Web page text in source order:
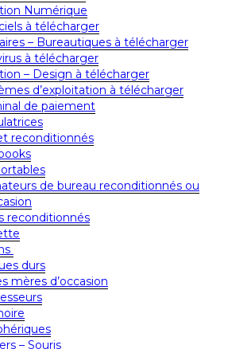
Numérique
à télécharger
– Bureautiques à télécharger
à télécharger
– Design à télécharger
d’exploitation à télécharger
de paiement
reconditionnés
de bureau reconditionnés ou
reconditionnés
durs
mères d’occasion
– Souris